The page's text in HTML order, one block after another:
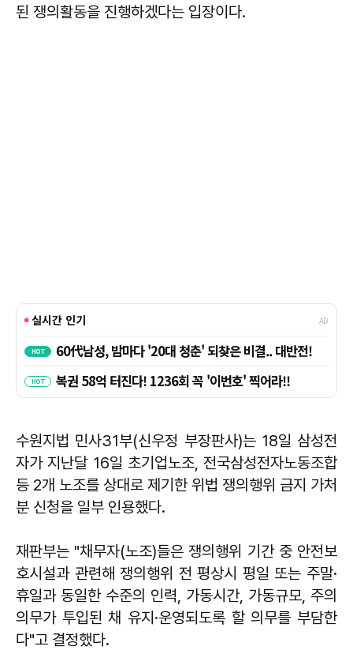
된 쟁의활동을 진행하겠다는 입장이다.
수원지법 민사31부(신우정 부장판사)는 18일 삼성전
자가 지난달 16일 초기업노조, 전국삼성전자노동조합
등 2개 노조를 상대로 제기한 위법 쟁의행위 금지 가처
분 신청을 일부 인용했다.
재판부는 "채무자(노조)들은 쟁의행위 기간 중 안전보
호시설과 관련해 쟁의행위 전 평상시 평일 또는 주말·
휴일과 동일한 수준의 인력, 가동시간, 가동규모, 주의
의무가 투입된 채 유지·운영되도록 할 의무를 부담한
다"고 결정했다.